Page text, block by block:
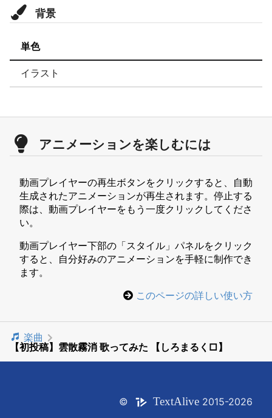
背景
単色
イラスト
アニメーションを楽しむには
動画プレイヤーの再生ボタンをクリックすると、自動
生成されたアニメーションが再生されます。停止する
際は、動画プレイヤーをもう一度クリックしてくださ
い。
動画プレイヤー下部の「スタイル」パネルをクリック
すると、自分好みのアニメーションを手軽に制作でき
ます。
このページの詳しい使い方
楽曲
【初投稿】雲散霧消 歌ってみた 【しろまるく□】
© TextAlive 2015-2026